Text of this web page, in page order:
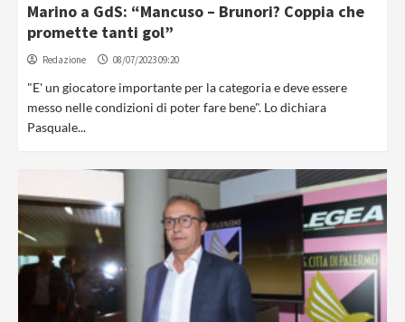
Marino a GdS: “Mancuso – Brunori? Coppia che
promette tanti gol”
Redazione 08/07/2023 09:20
"E' un giocatore importante per la categoria e deve essere
messo nelle condizioni di poter fare bene". Lo dichiara
Pasquale...